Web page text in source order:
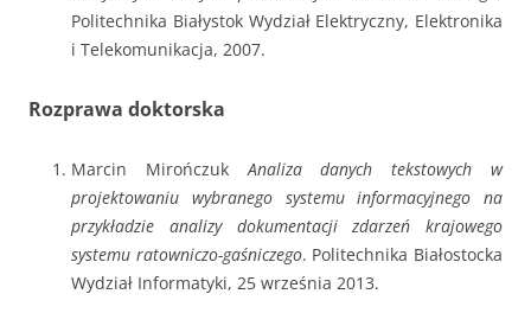
Politechnika Białystok Wydział Elektryczny, Elektronika
i Telekomunikacja, 2007.
Rozprawa doktorska
Marcin MirończukAnaliza danych tekstowych w
projektowaniu wybranego systemu informacyjnego na
przykładzie analizy dokumentacji zdarzeń krajowego
systemu ratowniczo-gaśniczego. Politechnika Białostocka
Wydział Informatyki, 25 września 2013.